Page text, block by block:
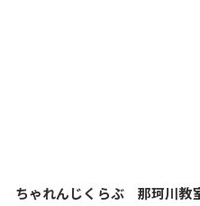
ちゃれんじくらぶ 那珂川教